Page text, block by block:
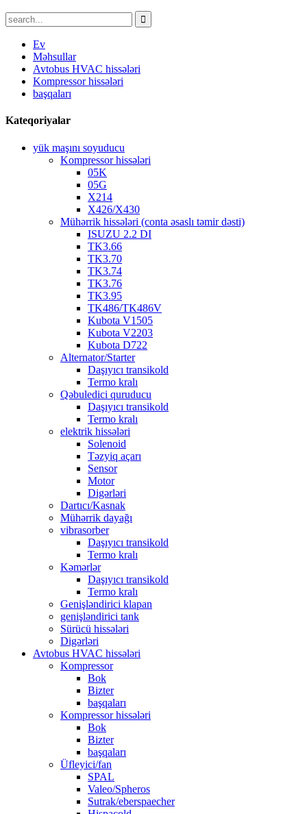
Ev
Məhsullar
Avtobus HVAC hissələri
Kompressor hissələri
başqaları
Kateqoriyalar
yük maşını soyuducu
Kompressor hissələri
05K
05G
X214
X426/X430
Mühərrik hissələri (conta əsaslı təmir dəsti)
ISUZU 2.2 DI
TK3.66
TK3.70
TK3.74
TK3.76
TK3.95
TK486/TK486V
Kubota V1505
Kubota V2203
Kubota D722
Alternator/Starter
Daşıyıcı transikold
Termo kralı
Qəbuledici quruducu
Daşıyıcı transikold
Termo kralı
elektrik hissələri
Solenoid
Təzyiq açarı
Sensor
Motor
Digərləri
Dartıcı/Kasnak
Mühərrik dayağı
vibrasorber
Daşıyıcı transikold
Termo kralı
Kəmərlər
Daşıyıcı transikold
Termo kralı
Genişləndirici klapan
genişləndirici tank
Sürücü hissələri
Digərləri
Avtobus HVAC hissələri
Kompressor
Bok
Bizter
başqaları
Kompressor hissələri
Bok
Bizter
başqaları
Üfleyici/fan
SPAL
Valeo/Spheros
Sutrak/eberspaecher